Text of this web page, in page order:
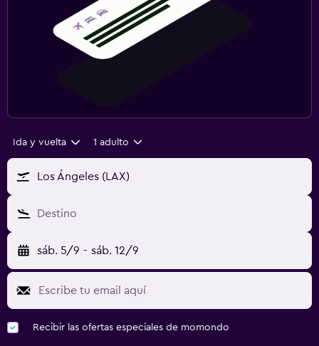
Ida y vuelta 1 adulto
Los Ángeles (LAX)
Destino
sáb. 5/9 - sáb. 12/9
Recibir las ofertas especiales de momondo